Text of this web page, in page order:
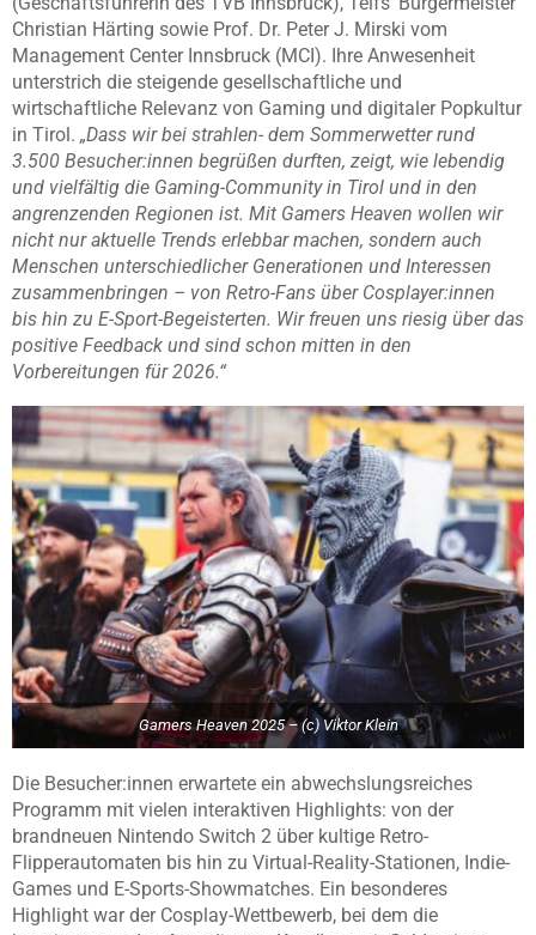
Christian Härting sowie Prof. Dr. Peter J. Mirski vom
Management Center Innsbruck (MCI). Ihre Anwesenheit
unterstrich die steigende gesellschaftliche und
wirtschaftliche Relevanz von Gaming und digitaler Popkultur
in Tirol. „Dass wir bei strahlen- dem Sommerwetter rund
3.500 Besucher:innen begrüßen durften, zeigt, wie lebendig
und vielfältig die Gaming-Community in Tirol und in den
angrenzenden Regionen ist. Mit Gamers Heaven wollen wir
nicht nur aktuelle Trends erlebbar machen, sondern auch
Menschen unterschiedlicher Generationen und Interessen
zusammenbringen – von Retro-Fans über Cosplayer:innen
bis hin zu E-Sport-Begeisterten. Wir freuen uns riesig über das
positive Feedback und sind schon mitten in den
Vorbereitungen für 2026.“
Gamers Heaven 2025 – (c) Viktor Klein
Die Besucher:innen erwartete ein abwechslungsreiches
Programm mit vielen interaktiven Highlights: von der
brandneuen Nintendo Switch 2 über kultige Retro-
Flipperautomaten bis hin zu Virtual-Reality-Stationen, Indie-
Games und E-Sports-Showmatches. Ein besonderes
Highlight war der Cosplay-Wettbewerb, bei dem die